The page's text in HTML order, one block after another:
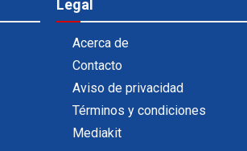
Legal
Acerca de
Contacto
Aviso de privacidad
Términos y condiciones
Mediakit